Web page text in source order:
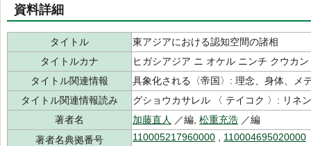
資料詳細
タイトル
東アジアにおける認知空間の諸相
タイトルカナ
ヒガシアジア ニ オケル ニンチ クウカ
タイトル関連情報
具象化される〈帝国〉: 理念、身体、メ
タイトル関連情報読み
グショウカサレル 〈 テイコク 〉: リネ
著者名
加藤直人 ／編, 松重充浩 ／編
著者名典拠番号
110005217960000 110004695020000